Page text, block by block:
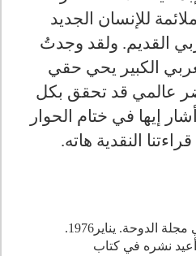
للإنسان الجديد
القديم. ولقد وجدتُ
الكبير يحي حقي
عالمي قد تحقق بكل
إيها في ختام الحوار
النقدية هاته.
(1) نشر الحوار أول مرة في مجلة الدوحة. يناير1976.
32- 33- 34 وأعيد نشره في كتاب